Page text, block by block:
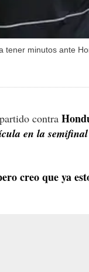
minutos ante
contra
en la semifinal
creo que ya